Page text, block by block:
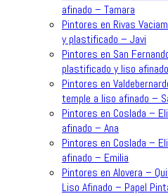
afinado – Tamara
Pintores en Rivas
y plastificado – Javi
Pintores en San
plastificado y liso
Pintores en
temple a liso afinado –
Pintores en Coslada –
afinado – Ana
Pintores en Coslada –
afinado – Emilia
Pintores en Alovera –
Liso Afinado – Papel